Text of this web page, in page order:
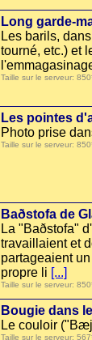
Long garde-
Les barils,
tourné, etc.) et
Taille sur le serveur:
Les pointes
Photo prise
Taille sur le serveur:
Baðstofa de
La "Baðstofa"
travaillaient et
partageaient
propre li [...]
Taille sur le serveur:
Bougie dans
Le couloir
Taille sur le serveur: